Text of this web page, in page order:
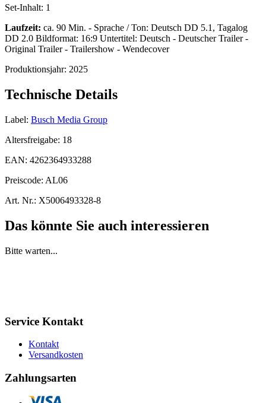
Set-Inhalt: 1
Laufzeit: ca. 90 Min. - Sprache / Ton: Deutsch DD 5.1, Tagalog
DD 2.0 Bildformat: 16:9 Untertitel: Deutsch - Deutscher Trailer -
Original Trailer - Trailershow - Wendecover
Produktionsjahr: 2025
Technische Details
Label: Busch Media Group
Altersfreigabe: 18
EAN: 4262364933288
Preiscode: AL06
Art. Nr.: X5006493328-8
Das könnte Sie auch interessieren
Bitte warten...
Service Kontakt
Kontakt
Versandkosten
Zahlungsarten